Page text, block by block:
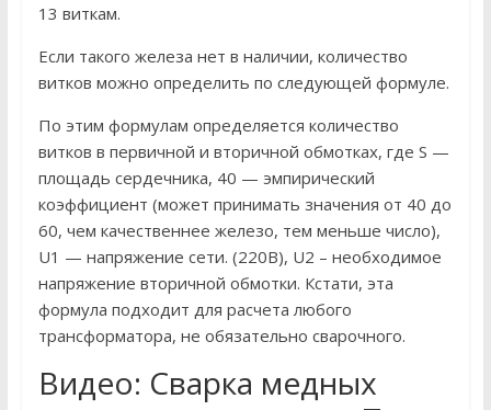
13 виткам.
Если такого железа нет в наличии, количество
витков можно определить по следующей формуле.
По этим формулам определяется количество
витков в первичной и вторичной обмотках, где S —
площадь сердечника, 40 — эмпирический
коэффициент (может принимать значения от 40 до
60, чем качественнее железо, тем меньше число),
U1 — напряжение сети. (220В), U2 – необходимое
напряжение вторичной обмотки. Кстати, эта
формула подходит для расчета любого
трансформатора, не обязательно сварочного.
Видео: Сварка медных